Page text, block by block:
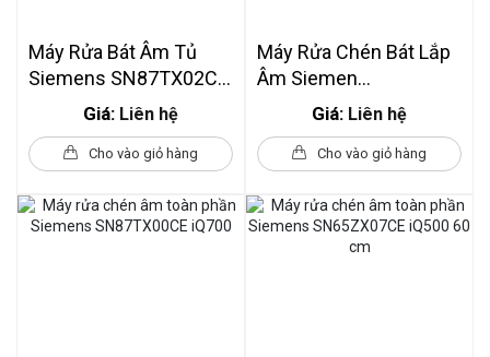
Máy Rửa Bát Âm Tủ
Siemens SN87TX02CE
Giá: Liên hệ
Cho vào giỏ hàng
Máy Rửa Chén Bát Lắp
Âm Siemen
SC05IB00TE IQ500 -
Kích Thước 60cm
Giá: Liên hệ
Cho vào giỏ hàng